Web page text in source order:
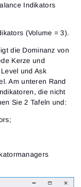
Indikators
(Volume = 3).
die Dominanz von
Kerze und
und Ask
Am unteren Rand
die nicht
Sie 2 Tafeln und: